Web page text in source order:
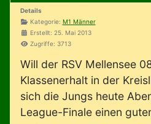
Details
Kategorie: M1 Männer
Erstellt: 25. Mai 2013
Zugriffe: 3713
Will der RSV Mellensee
Klassenerhalt in der
sich die Jungs heute
League-Finale einen